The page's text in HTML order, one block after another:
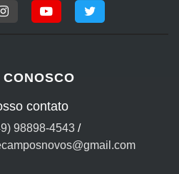
contato
98898-4543/